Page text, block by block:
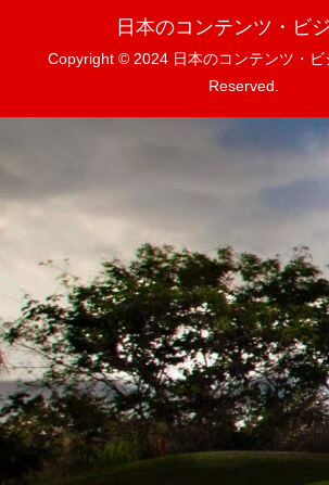
日本のコンテンツ・ビ
Copyright © 2024 日本のコンテンツ・ビ
Reserved.